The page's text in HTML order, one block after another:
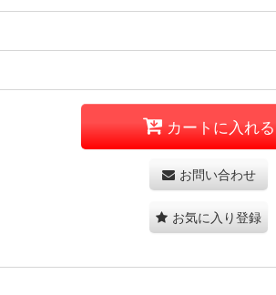
カートに入れる
お問い合わせ
お気に入り登録